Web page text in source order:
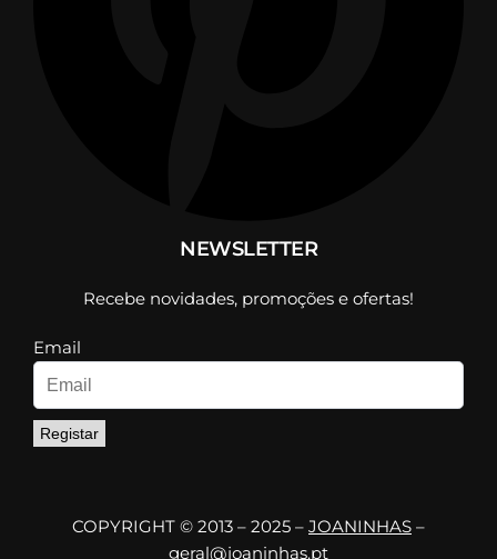
NEWSLETTER
Recebe novidades, promoções e ofertas!
Email
Registar
COPYRIGHT © 2013 – 2025 – JOANINHAS –
geral@joaninhas.pt